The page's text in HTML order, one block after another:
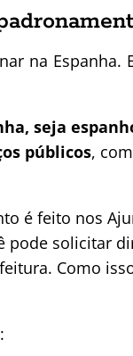
na
seja
públicos,
é feito nos
pode solicitar
Como